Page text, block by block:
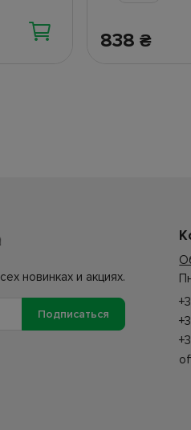
838 ₴
новинках и акциях.
Подписаться